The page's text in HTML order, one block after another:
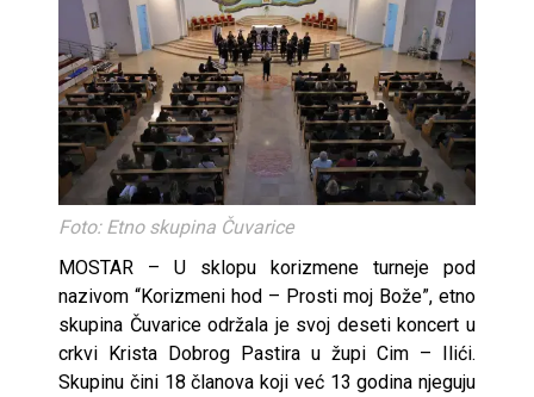
Foto: Etno skupina Čuvarice
MOSTAR – U sklopu korizmene turneje pod
nazivom “Korizmeni hod – Prosti moj Bože”, etno
skupina Čuvarice održala je svoj deseti koncert u
crkvi Krista Dobrog Pastira u župi Cim – Ilići.
Skupinu čini 18 članova koji već 13 godina njeguju